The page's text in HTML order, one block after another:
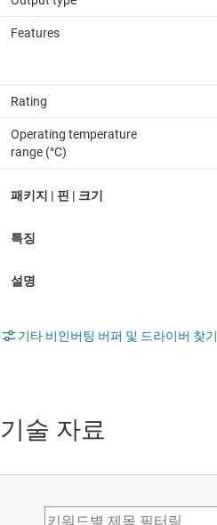
Features
Rating
Operating temperature
range (°C)
기타 비인버팅 버퍼 및 드라이버 찾기
기술 자료